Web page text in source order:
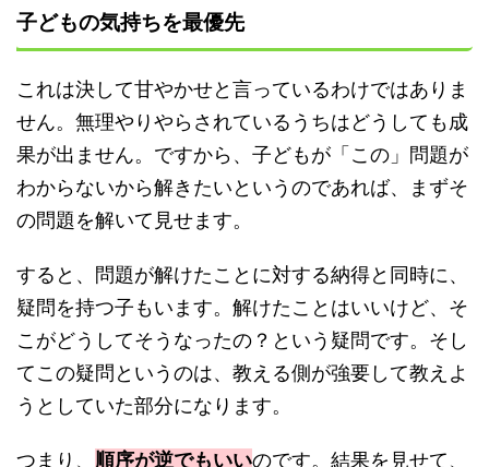
子どもの気持ちを最優先
これは決して甘やかせと言っているわけではありま
せん。無理やりやらされているうちはどうしても成
果が出ません。ですから、子どもが「この」問題が
わからないから解きたいというのであれば、まずそ
の問題を解いて見せます。
すると、問題が解けたことに対する納得と同時に、
疑問を持つ子もいます。解けたことはいいけど、そ
こがどうしてそうなったの？という疑問です。そし
てこの疑問というのは、教える側が強要して教えよ
うとしていた部分になります。
つまり、 順序が逆でもいいのです。結果を見せて、